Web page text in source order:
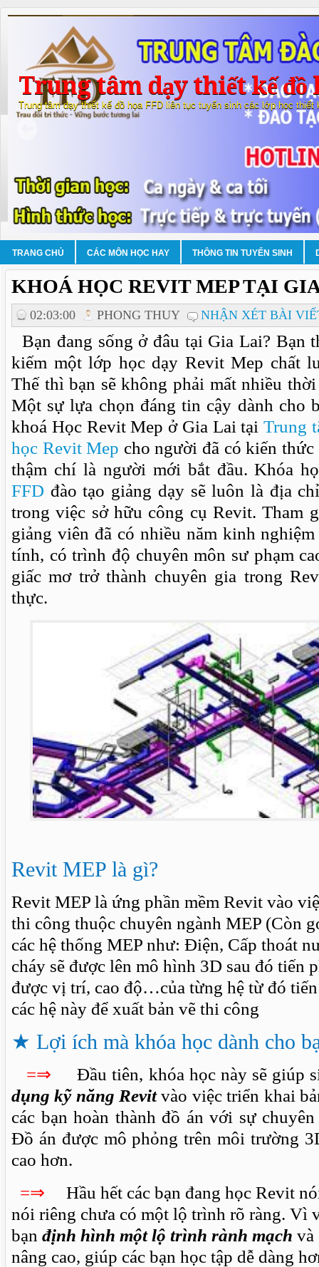
Trung tâm dạy thiết kế đồ
Trung tâm dạy thiết kế đồ họa FFD liên tục tuyển sinh các lớp học thiết
TRANG CHỦ CÁC MÔN HỌC HAY THÔNG TIN TUYỂN SINH
KHOÁ HỌC REVIT MEP TẠI
02:03:00 PHONG THUY NHẬN XÉT BÀI
Bạn đang sống ở đâu tại Gia Lai? Bạn
kiếm một lớp học dạy Revit Mep chất
Thế thì bạn sẽ không phải mất nhiều
Một sự lựa chọn đáng tin cậy dành cho
khoá Học Revit Mep ở Gia Lai tạiTrung
học Revit Mep cho người đã có kiến
thậm chí là người mới bắt đầu. Khóa
FFD đào tạo giảng dạy sẽ luôn là địa
trong việc sở hữu công cụ Revit. Tham
giảng viên đã có nhiều năm kinh
tính, có trình độ chuyên môn sư phạm
giấc mơ trở thành chuyên gia trong
thực.
Revit MEP là gì?
Revit MEP là ứng phần mềm Revit vào
thi công thuộc chuyên ngành MEP (Còn
các hệ thống MEP như: Điện, Cấp thoát
cháy sẽ được lên mô hình 3D sau đó tiến
được vị trí, cao độ…của từng hệ từ đó
các hệ này để xuất bản vẽ thi công
★ Lợi ích mà khóa học dành cho
=⇒
Đầu tiên, khóa học này sẽ giúp
dụng kỹ năng Revitvào việc triển khai
các bạn hoàn thành đồ án với sự
Đồ án được mô phỏng trên môi trường
cao hơn.
=⇒
Hầu hết các bạn đang học Revit
nói riêng chưa có một lộ trình rõ ràng. Vì
bạn định hình một lộ trình rành mạch và
nâng cao, giúp các bạn học tập dễ dàng